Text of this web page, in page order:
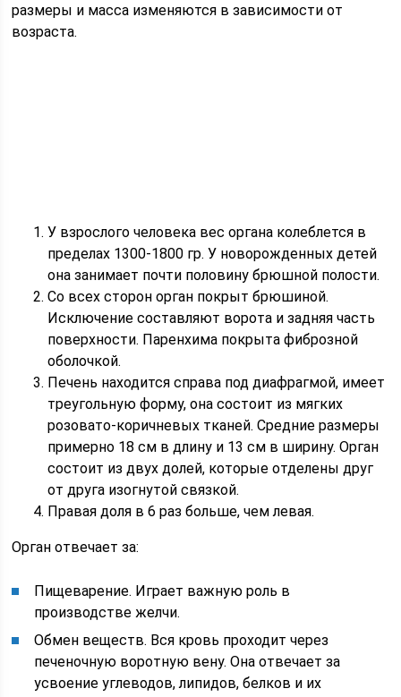
размеры и масса изменяются в зависимости от
возраста.
У взрослого человека вес органа колеблется в
пределах 1300-1800 гр. У новорожденных детей
она занимает почти половину брюшной полости.
Со всех сторон орган покрыт брюшиной.
Исключение составляют ворота и задняя часть
поверхности. Паренхима покрыта фиброзной
оболочкой.
Печень находится справа под диафрагмой, имеет
треугольную форму, она состоит из мягких
розовато-коричневых тканей. Средние размеры
примерно 18 см в длину и 13 см в ширину. Орган
состоит из двух долей, которые отделены друг
от друга изогнутой связкой.
Правая доля в 6 раз больше, чем левая.
Орган отвечает за:
Пищеварение. Играет важную роль в
производстве желчи.
Обмен веществ. Вся кровь проходит через
печеночную воротную вену. Она отвечает за
усвоение углеводов, липидов, белков и их